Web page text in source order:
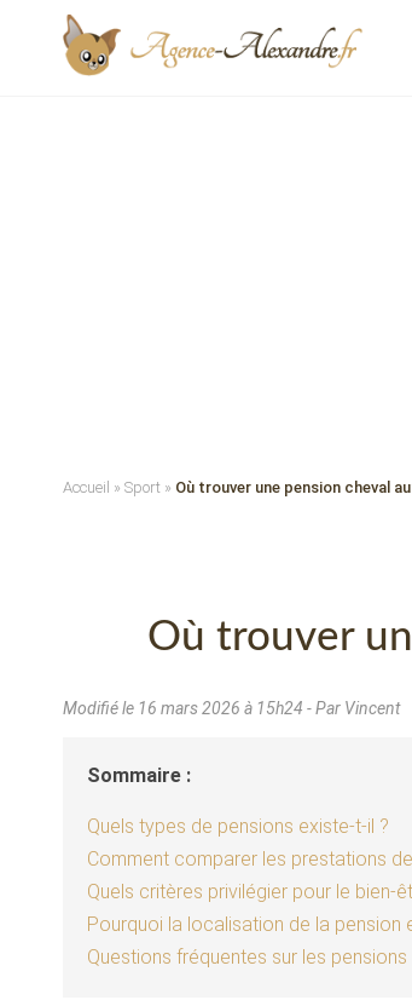
Accueil » Sport » Où trouver une pension cheval
Où trouver
Modifié le 16 mars 2026 à 15h24 - Par Vincent
Sommaire :
Quels types de pensions existe-t-il ?
Comment comparer les prestations
Quels critères privilégier pour le bien-
Pourquoi la localisation de la pension
Questions fréquentes sur les